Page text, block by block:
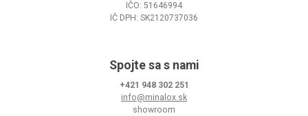
IČO: 51646994
IČ DPH: SK2120737036
Spojte sa s nami
+421 948 302 251
info@minalox.sk
showroom